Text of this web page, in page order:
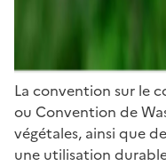
La convention sur le
ou Convention de
végétales, ainsi que
une utilisation